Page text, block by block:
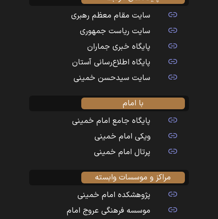
سایت مقام معظم رهبری
سایت ریاست جمهوری
پایگاه خبری جماران
پایگاه اطلاع‌رسانی آستان
سایت سیدحسن خمینی
با امام
پایگاه جامع امام خمینی
ویکی امام خمینی
پرتال امام خمینی
مراکز و موسسات وابسته
پژوهشکده امام خمینی
موسسه فرهنگی عروج امام